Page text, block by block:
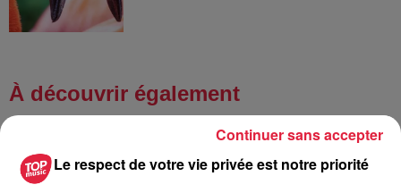
À découvrir également
Le respect de votre vie privée est notre priorité
Continuer sans accepter